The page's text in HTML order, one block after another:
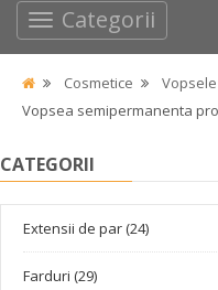
Categorii
Cosmetice
Vopsea semipermanenta
CATEGORII
Extensii de par (24)
Farduri (29)